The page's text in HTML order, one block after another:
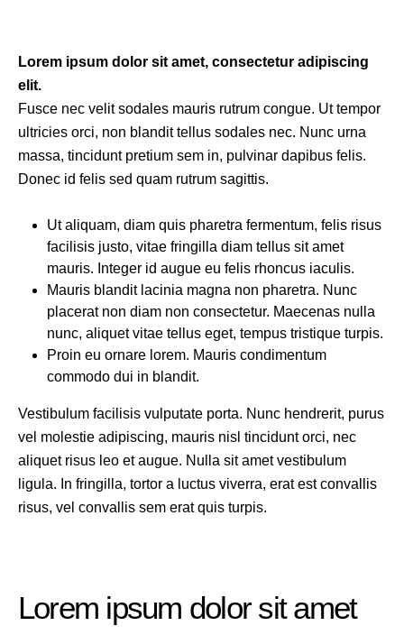
Lorem ipsum dolor sit amet, consectetur adipiscing
elit.
Fusce nec velit sodales mauris rutrum congue. Ut tempor
ultricies orci, non blandit tellus sodales nec. Nunc urna
massa, tincidunt pretium sem in, pulvinar dapibus felis.
Donec id felis sed quam rutrum sagittis.
Ut aliquam, diam quis pharetra fermentum, felis risus
facilisis justo, vitae fringilla diam tellus sit amet
mauris. Integer id augue eu felis rhoncus iaculis.
Mauris blandit lacinia magna non pharetra. Nunc
placerat non diam non consectetur. Maecenas nulla
nunc, aliquet vitae tellus eget, tempus tristique turpis.
Proin eu ornare lorem. Mauris condimentum
commodo dui in blandit.
Vestibulum facilisis vulputate porta. Nunc hendrerit, purus
vel molestie adipiscing, mauris nisl tincidunt orci, nec
aliquet risus leo et augue. Nulla sit amet vestibulum
ligula. In fringilla, tortor a luctus viverra, erat est convallis
risus, vel convallis sem erat quis turpis.
Lorem ipsum dolor sit amet